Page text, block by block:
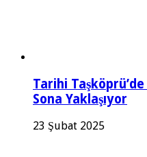
Tarihi
Sona Yaklaşıyor
23 Şubat 2025